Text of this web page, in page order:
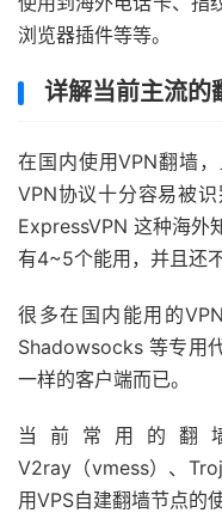
浏览器插件等等。
详解当前主流的
在国内使用VPN翻墙
VPN协议十分容易被
ExpressVPN 这种海外
有4~5个能用，并且还不
很多在国内能用的
Shadowsocks 等专用
一样的客户端而已。
当前常用的翻
V2ray（vmess）、
用VPS自建翻墙节点的